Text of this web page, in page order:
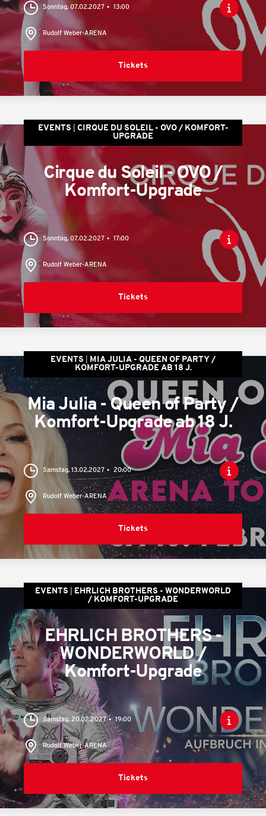
Sonntag, 07.02.2027 13:00
Rudolf Weber-ARENA
Tickets
EVENTS
CIRQUE DU SOLEIL - OVO / KOMFORT-
UPGRADE
Cirque du Soleil - OVO /
Komfort-Upgrade
Sonntag, 07.02.2027 17:00
Rudolf Weber-ARENA
Tickets
EVENTS
MIA JULIA - QUEEN OF PARTY /
KOMFORT-UPGRADE AB 18 J.
Mia Julia - Queen of Party /
Komfort-Upgrade ab 18 J.
Samstag, 13.02.2027 20:00
Rudolf Weber-ARENA
Tickets
EVENTS
EHRLICH BROTHERS - WONDERWORLD
/ KOMFORT-UPGRADE
EHRLICH BROTHERS -
WONDERWORLD /
Komfort-Upgrade
Samstag, 20.02.2027 19:00
Rudolf Weber-ARENA
Tickets